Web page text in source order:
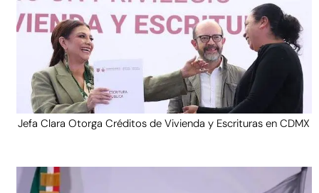
Jefa Clara Otorga Créditos de Vivienda y Escrituras en CDMX